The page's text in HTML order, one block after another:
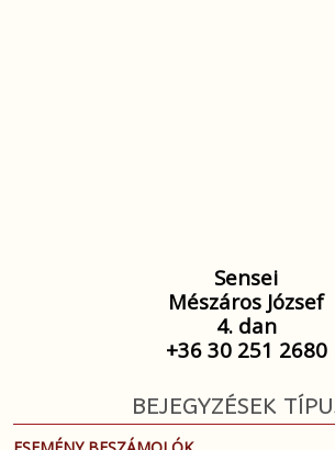
Sensei
Mészáros József
4. dan
+36 30 251 2680
BEJEGYZÉSEK